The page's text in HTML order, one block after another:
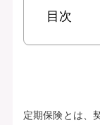
目次
定期保険とは、